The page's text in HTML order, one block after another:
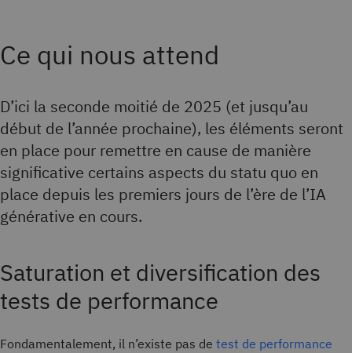
Ce qui nous attend
D’ici la seconde moitié de 2025 (et jusqu’au
début de l’année prochaine), les éléments seront
en place pour remettre en cause de manière
significative certains aspects du statu quo en
place depuis les premiers jours de l’ère de l’IA
générative en cours.
Saturation et diversification des
tests de performance
Fondamentalement, il n’existe pas de test de performance